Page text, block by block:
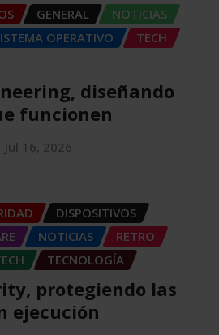
GENERAL
NOTICIAS
OPERATIVO
TECH
diseñando
funcionen
Jul 16, 2026
DISPOSITIVOS
NOTICIAS
RETRO
TECNOLOGÍA
protegiendo las
ejecución